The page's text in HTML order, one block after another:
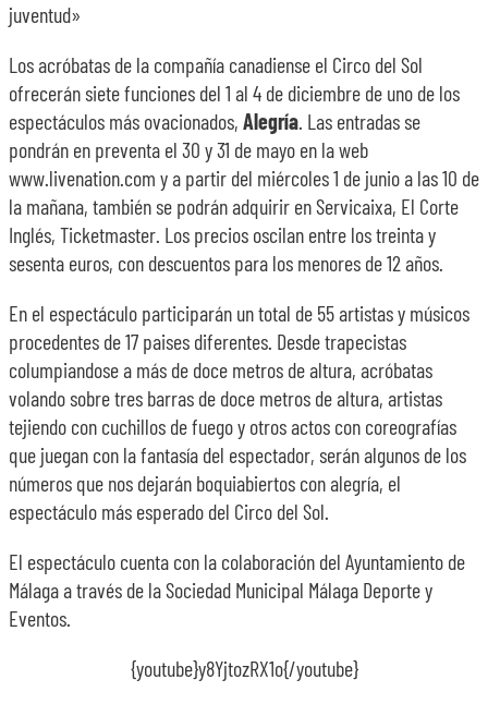
juventud»
Los acróbatas de la compañía canadiense el Circo del Sol
ofrecerán siete funciones del 1 al 4 de diciembre de uno de los
espectáculos más ovacionados, Alegría. Las entradas se
pondrán en preventa el 30 y 31 de mayo en la web
www.livenation.com y a partir del miércoles 1 de junio a las 10 de
la mañana, también se podrán adquirir en Servicaixa, El Corte
Inglés, Ticketmaster. Los precios oscilan entre los treinta y
sesenta euros, con descuentos para los menores de 12 años.
En el espectáculo participarán un total de 55 artistas y músicos
procedentes de 17 paises diferentes. Desde trapecistas
columpiandose a más de doce metros de altura, acróbatas
volando sobre tres barras de doce metros de altura, artistas
tejiendo con cuchillos de fuego y otros actos con coreografías
que juegan con la fantasía del espectador, serán algunos de los
números que nos dejarán boquiabiertos con alegría, el
espectáculo más esperado del Circo del Sol.
El espectáculo cuenta con la colaboración del Ayuntamiento de
Málaga a través de la Sociedad Municipal Málaga Deporte y
Eventos.
{youtube}y8YjtozRX1o{/youtube}